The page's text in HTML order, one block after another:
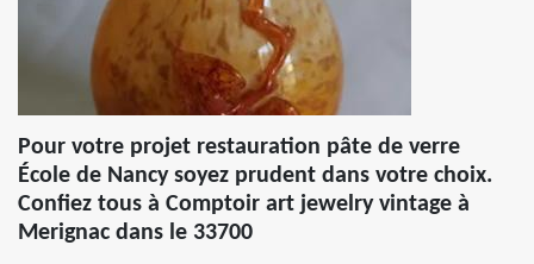
Pour votre projet restauration pâte de verre
École de Nancy soyez prudent dans votre choix.
Confiez tous à Comptoir art jewelry vintage à
Merignac dans le 33700